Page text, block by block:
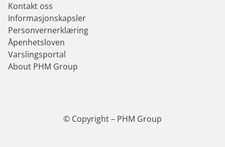
Kontakt oss
Informasjonskapsler
Personvernerklæring
Åpenhetsloven
Varslingsportal
About PHM Group
© Copyright – PHM Group